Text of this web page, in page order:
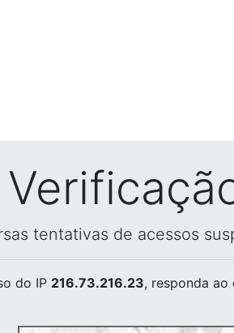
tentativas de acessos
do IP 216.73.216.23, responda ao